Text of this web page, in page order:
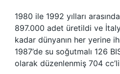
1980 ile 1992 yılları
897.000 adet üretildi ve
kadar dünyanın her yerine
1987’de su soğutmalı 126
olarak düzenlenmiş 704